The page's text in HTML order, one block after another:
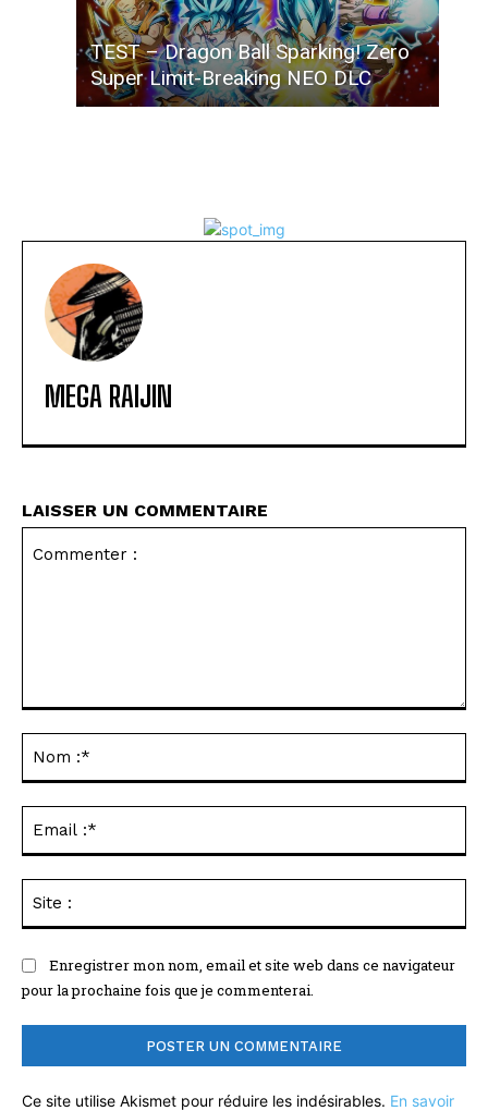
TEST – Dragon Ball Sparking! Zero
Super Limit-Breaking NEO DLC
MEGA RAIJIN
LAISSER UN COMMENTAIRE
Enregistrer mon nom, email et site web dans ce navigateur
pour la prochaine fois que je commenterai.
Ce site utilise Akismet pour réduire les indésirables. En savoir